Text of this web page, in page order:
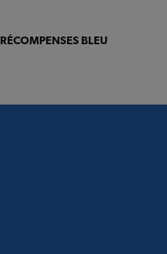
RÉCOMPENSES BLEU